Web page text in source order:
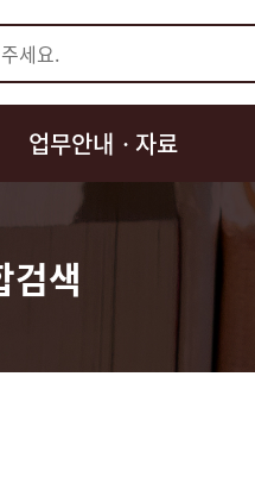
업무안내ㆍ자료
검색